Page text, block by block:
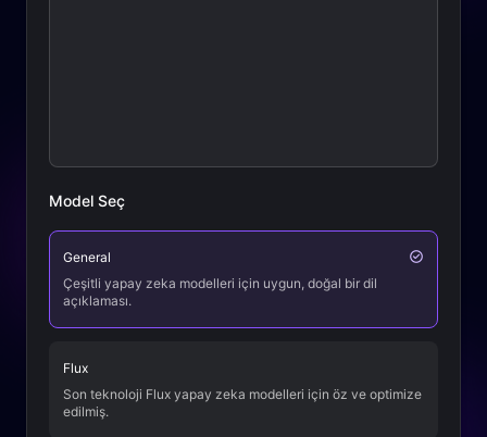
Model Seç
General
Çeşitli yapay zeka modelleri için uygun, doğal bir dil
açıklaması.
Flux
Son teknoloji Flux yapay zeka modelleri için öz ve optimize
edilmiş.